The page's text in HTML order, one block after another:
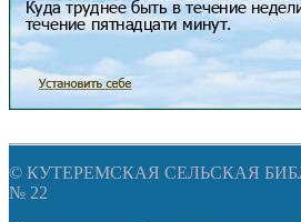
© КУТЕРЕМСКАЯ СЕЛЬСКАЯ
№ 22